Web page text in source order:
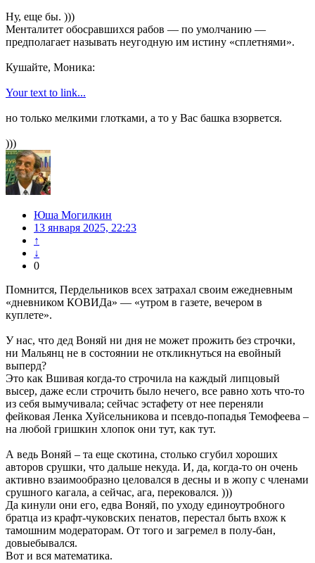
Ну, еще бы. )))
Менталитет обосравшихся рабов — по умолчанию —
предполагает называть неугодную им истину «сплетнями».
Кушайте, Моника:
Your text to link...
но только мелкими глотками, а то у Вас башка взорвется.
)))
Юша Могилкин
13 января 2025, 22:23
↑
↓
0
Помнится, Пердельников всех затрахал своим ежедневным
«дневником КОВИДа» — «утром в газете, вечером в
куплете».
У нас, что дед Воняй ни дня не может прожить без строчки,
ни Мальянц не в состоянии не откликнуться на евойный
выперд?
Это как Вшивая когда-то строчила на каждый липцовый
высер, даже если строчить было нечего, все равно хоть что-то
из себя вымучивала; сейчас эстафету от нее переняли
фейковая Ленка Хуйсельникова и псевдо-попадья Темофеева –
на любой гришкин хлопок они тут, как тут.
А ведь Воняй – та еще скотина, столько сгубил хороших
авторов срушки, что дальше некуда. И, да, когда-то он очень
активно взаимообразно целовался в десны и в жопу с членами
срушного кагала, а сейчас, ага, перековался. )))
Да кинули они его, едва Воняй, по уходу единоутробного
братца из крафт-чуковских пенатов, перестал быть вхож к
тамошним модераторам. От того и загремел в полу-бан,
довыебывался.
Вот и вся математика.